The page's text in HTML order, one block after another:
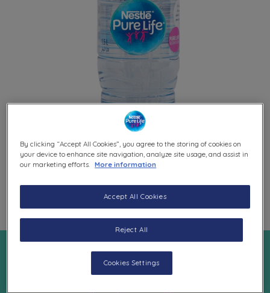
By clicking “Accept All Cookies”, you agree to the storing of cookies on
your device to enhance site navigation, analyze site usage, and assist in
our marketing efforts. More information
Reject All
Accept All Cookies
Cookies Settings